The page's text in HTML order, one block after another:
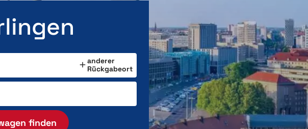
anderer
Rückgabeort
finden